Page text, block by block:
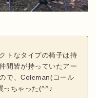
トなタイプの椅子は持
間皆が持っていたアー
で、Coleman(コール
っちゃった(^^♪